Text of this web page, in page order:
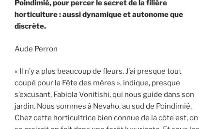
Poindimié, pour percer le secret de la filière
horticulture : aussi dynamique et autonome que
discrète.
Aude Perron
« Il n’y a plus beaucoup de fleurs. J’ai presque tout
coupé pour la Fête des mères », indique, presque
s’excusant, Fabiola Vonitishi, qui nous guide dans son
jardin. Nous sommes à Nevaho, au sud de Poindimié.
Chez cette horticultrice bien connue de la côte est, on